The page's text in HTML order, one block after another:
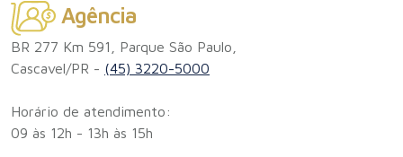
Certificação de produtos orgânicos: por que e como
fazer?
Leia a matéria!
DICAS
Agência
BR 277 Km 591, Parque São Paulo,
Cascavel/PR - (45) 3220-5000
Horário de atendimento:
09 às 12h - 13h às 15h